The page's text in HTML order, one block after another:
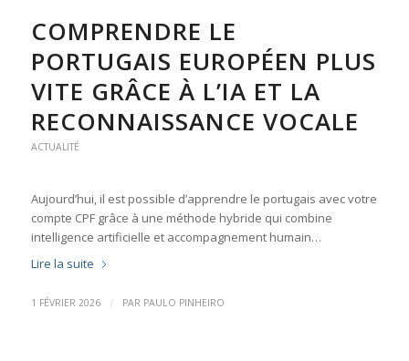
COMPRENDRE LE
PORTUGAIS EUROPÉEN PLUS
VITE GRÂCE À L’IA ET LA
RECONNAISSANCE VOCALE
ACTUALITÉ
Aujourd’hui, il est possible d’apprendre le portugais avec votre
compte CPF grâce à une méthode hybride qui combine
intelligence artificielle et accompagnement humain…
Lire la suite
1 FÉVRIER 2026 / PAR PAULO PINHEIRO